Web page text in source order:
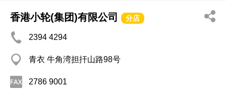
香港小轮(集团)有限公司 分店
2394 4294
青衣 牛角湾担扞山路98号
2786 9001